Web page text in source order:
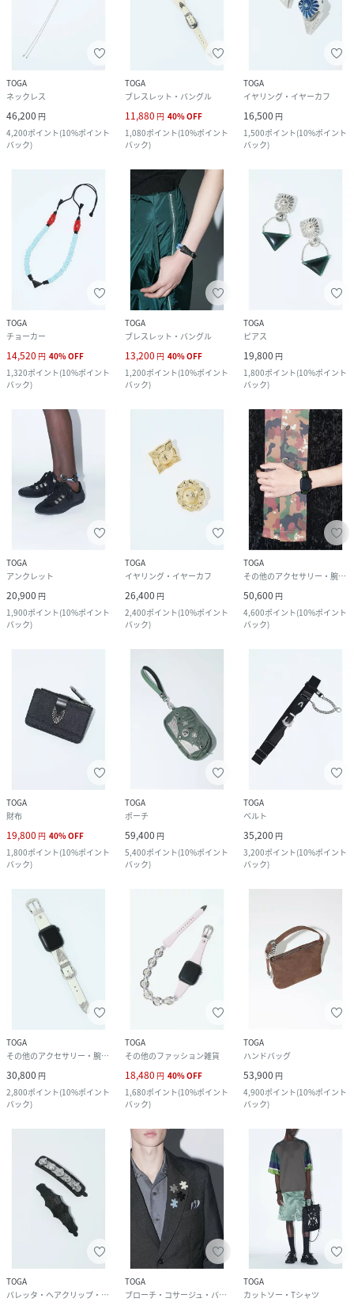
TOGA
ネックレス
46,200 円
4,200ポイント(10%ポイント
バック)
TOGA
ブレスレット・バングル
11,880 円 40%OFF
1,080ポイント(10%ポイント
バック)
TOGA
イヤリング・イヤーカフ
16,500 円
1,500ポイント(10%ポイント
バック)
TOGA
チョーカー
14,520 円 40%OFF
1,320ポイント(10%ポイント
バック)
TOGA
ブレスレット・バングル
13,200 円 40%OFF
1,200ポイント(10%ポイント
バック)
TOGA
ピアス
19,800 円
1,800ポイント(10%ポイント
バック)
TOGA
アンクレット
20,900 円
1,900ポイント(10%ポイント
バック)
TOGA
イヤリング・イヤーカフ
26,400 円
2,400ポイント(10%ポイント
バック)
TOGA
その他のアクセサリー・腕時計
50,600 円
4,600ポイント(10%ポイント
バック)
TOGA
財布
19,800 円 40%OFF
1,800ポイント(10%ポイント
バック)
TOGA
ポーチ
59,400 円
5,400ポイント(10%ポイント
バック)
TOGA
ベルト
35,200 円
3,200ポイント(10%ポイント
バック)
TOGA
その他のアクセサリー・腕時計
30,800 円
2,800ポイント(10%ポイント
バック)
TOGA
その他のファッション雑貨
18,480 円 40%OFF
1,680ポイント(10%ポイント
バック)
TOGA
ハンドバッグ
53,900 円
4,900ポイント(10%ポイント
バック)
TOGA
バレッタ・ヘアクリップ・ヘアピン
TOGA
ブローチ・コサージュ・バッジ
TOGA
カットソー・Tシャツ